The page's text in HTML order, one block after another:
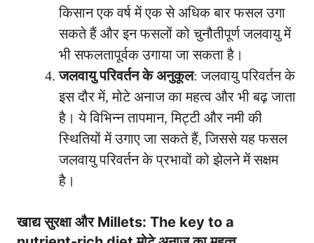
किसान एक वर्ष में एक से अधिक बार फसल उगा
सकते हैं और इन फसलों को चुनौतीपूर्ण जलवायु में
भी सफलतापूर्वक उगाया जा सकता है।
जलवायु परिवर्तन के अनुकूल: जलवायु परिवर्तन के
इस दौर में, मोटे अनाज का महत्व और भी बढ़ जाता
है। ये विभिन्न तापमान, मिट्टी और नमी की
स्थितियों में उगाए जा सकते हैं, जिससे यह फसल
जलवायु परिवर्तन के प्रभावों को झेलने में सक्षम
है।
खाद्य सुरक्षा और Millets: The key to a